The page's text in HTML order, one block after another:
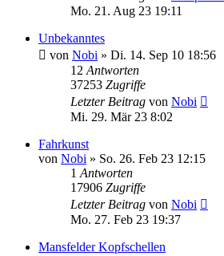
Mo. 21. Aug 23 19:11
Unbekanntes
von Nobi » Di. 14. Sep 10 18:56
12 Antworten
37253 Zugriffe
Letzter Beitrag von Nobi
Mi. 29. Mär 23 8:02
Fahrkunst
von Nobi » So. 26. Feb 23 12:15
1 Antworten
17906 Zugriffe
Letzter Beitrag von Nobi
Mo. 27. Feb 23 19:37
Mansfelder Kopfschellen